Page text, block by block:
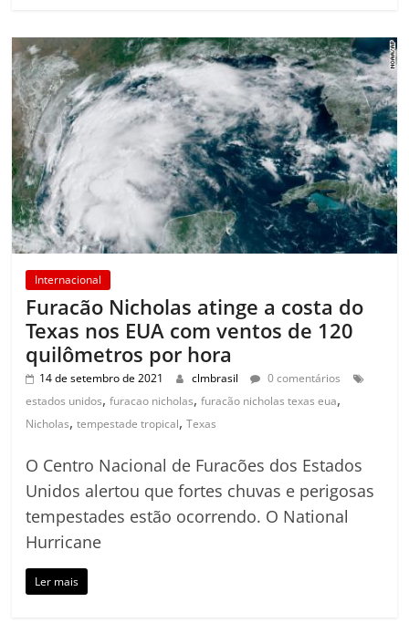
Internacional
Furacão Nicholas atinge a costa do
Texas nos EUA com ventos de 120
quilômetros por hora
14 de setembro de 2021 clmbrasil
0 comentários
estados unidos,furacao nicholas,furacão nicholas texas eua,
Nicholas,tempestade tropical,Texas
O Centro Nacional de Furacões dos Estados
Unidos alertou que fortes chuvas e perigosas
tempestades estão ocorrendo. O National
Hurricane
Ler mais